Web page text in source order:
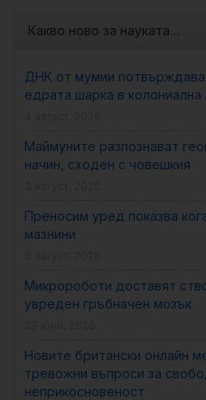
Какво ново за науката…
ДНК от мумии потвърждава
едрата шарка в колониална
Маймуните разпознават
начин, сходен с човешкия
Преносим уред показва
мазнини
Микророботи доставят
увреден гръбначен мозък
Новите британски онлайн
тревожни въпроси за
неприкосновеност